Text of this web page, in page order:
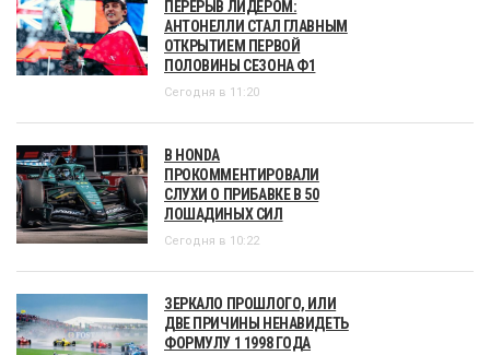
ПЕРЕРЫВ ЛИДЕРОМ:
АНТОНЕЛЛИ СТАЛ ГЛАВНЫМ
ОТКРЫТИЕМ ПЕРВОЙ
ПОЛОВИНЫ СЕЗОНА Ф1
Сегодня в 11:20
В HONDA
ПРОКОММЕНТИРОВАЛИ
СЛУХИ О ПРИБАВКЕ В 50
ЛОШАДИНЫХ СИЛ
Сегодня в 10:22
ЗЕРКАЛО ПРОШЛОГО, ИЛИ
ДВЕ ПРИЧИНЫ НЕНАВИДЕТЬ
ФОРМУЛУ 1 1998 ГОДА